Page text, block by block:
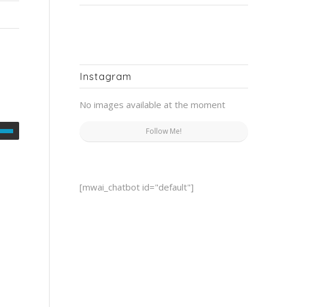
Instagram
No images available at the moment
Follow Me!
[mwai_chatbot id="default"]